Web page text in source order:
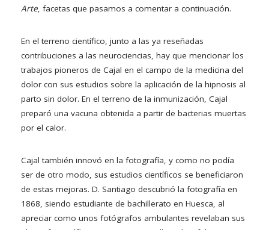
Arte, facetas que pasamos a comentar a continuación.
En el terreno científico, junto a las ya reseñadas
contribuciones a las neurociencias, hay que mencionar los
trabajos pioneros de Cajal en el campo de la medicina del
dolor con sus estudios sobre la aplicación de la hipnosis al
parto sin dolor. En el terreno de la inmunización, Cajal
preparó una vacuna obtenida a partir de bacterias muertas
por el calor.
Cajal también innovó en la fotografía, y como no podía
ser de otro modo, sus estudios científicos se beneficiaron
de estas mejoras. D. Santiago descubrió la fotografía en
1868, siendo estudiante de bachillerato en Huesca, al
apreciar como unos fotógrafos ambulantes revelaban sus